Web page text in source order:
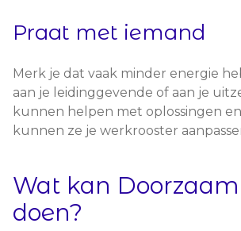
Praat met iemand
Merk je dat vaak minder energie
aan je leidinggevende of aan je
kunnen helpen met oplossingen
kunnen ze je werkrooster
Wat kan
doen?